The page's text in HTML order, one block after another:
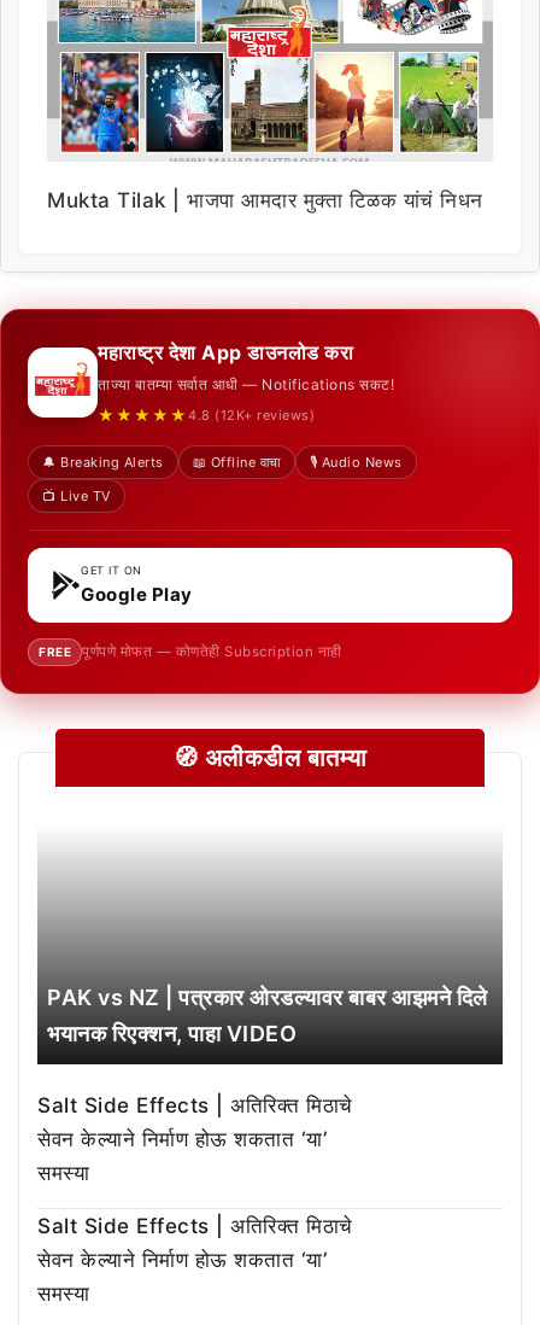
Mukta Tilak | भाजपा आमदार मुक्ता टिळक यांचं निधन
महाराष्ट्र देशा App डाउनलोड करा
ताज्या बातम्या सर्वात आधी — Notifications सकट!
★★★★★ 4.8 (12K+ reviews)
🔔 Breaking Alerts 📖 Offline वाचा
🎙️ Audio News
📺 Live TV
GET IT ON
Google Play
FREE पूर्णपणे मोफत — कोणतेही Subscription नाही
🧭 अलीकडील बातम्या
PAK vs NZ | पत्रकार ओरडल्यावर बाबर आझमने दिले
भयानक रिएक्शन, पाहा VIDEO
Salt Side Effects | अतिरिक्त मिठाचे
सेवन केल्याने निर्माण होऊ शकतात ‘या’
समस्या
Salt Side Effects | अतिरिक्त मिठाचे
सेवन केल्याने निर्माण होऊ शकतात ‘या’
समस्या